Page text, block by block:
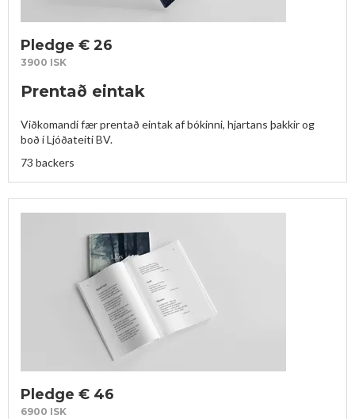
Pledge € 26
3900 ISK
Prentað eintak
Viðkomandi fær prentað eintak af bókinni, hjartans þakkir og
boð í Ljóðateiti BV.
73 backers
Pledge € 46
6900 ISK